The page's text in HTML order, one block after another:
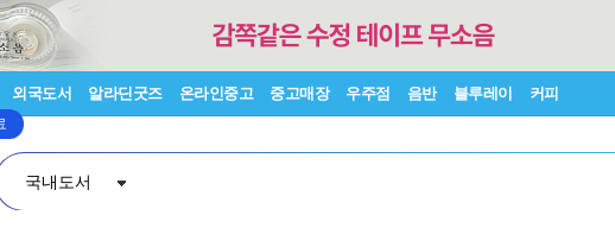
외국도서 알라딘굿즈 온라인중고 중고매장 우주점 음반 블루레이 커피
국내도서